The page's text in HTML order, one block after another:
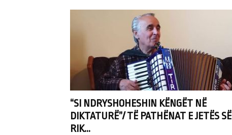
“SI NDRYSHOHESHIN KËNGËT NË
DIKTATURË”/ TË PATHËNAT E JETËS SË
RIK...